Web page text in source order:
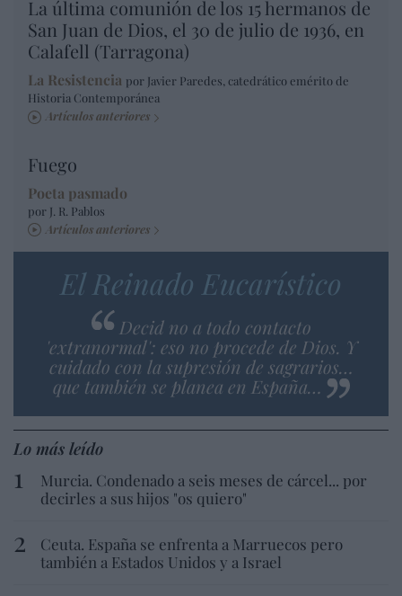
La última comunión de los 15 hermanos de
San Juan de Dios, el 30 de julio de 1936, en
Calafell (Tarragona)
La Resistencia por Javier Paredes, catedrático emérito de
Historia Contemporánea
Artículos anteriores
Fuego
Poeta pasmado
por J. R. Pablos
Artículos anteriores
El Reinado Eucarístico
Decid no a todo contacto
'extranormal': eso no procede de Dios. Y
cuidado con la supresión de sagrarios…
que también se planea en España…
Lo más leído
Murcia. Condenado a seis meses de cárcel... por
decirles a sus hijos "os quiero"
Ceuta. España se enfrenta a Marruecos pero
también a Estados Unidos y a Israel